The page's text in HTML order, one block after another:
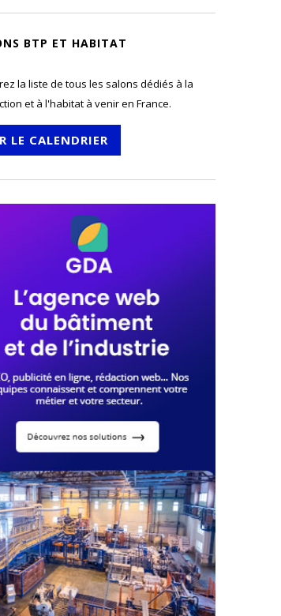
BTP ET HABITAT
la liste de tous les salons dédiés à la
et à l'habitat à venir en France.
LE CALENDRIER